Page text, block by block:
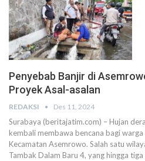
Penyebab Banjir di
Proyek Asal-asalan
REDAKSI Des 11, 2024
Surabaya (beritajatim.com) – Hujan
kembali membawa bencana bagi
Kecamatan Asemrowo. Salah satu
Tambak Dalam Baru 4, yang hingga